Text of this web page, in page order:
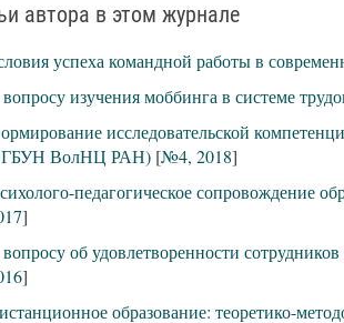
автора в этом журнале
успеха командной работы в
изучения моббинга в системе
исследовательской
ВолНЦ РАН) [№4, 2018]
педагогическое сопровождение
]
об удовлетворенности
]
образование: теоретико-